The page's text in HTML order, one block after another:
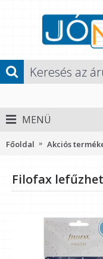
MENÜ
Főoldal Akciós